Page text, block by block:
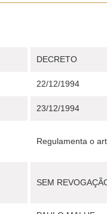
DECRETO
22/12/1994
23/12/1994
Regulamenta o
SEM